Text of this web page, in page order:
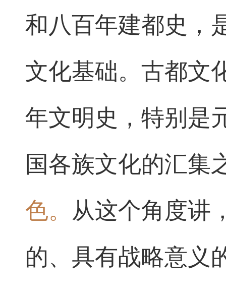
和八百年建都史，
文化基础。古都文
年文明史，特别是
国各族文化的汇集
色。 从这个角度讲
的、具有战略意义